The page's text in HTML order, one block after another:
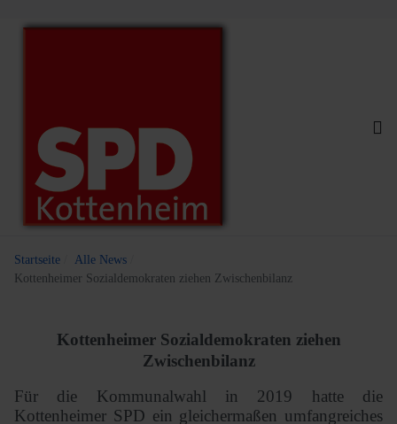
Startseite
Alle News
Kottenheimer Sozialdemokraten ziehen Zwischenbilanz
Kottenheimer Sozialdemokraten ziehen
Zwischenbilanz
Für die Kommunalwahl in 2019 hatte die
Kottenheimer SPD ein gleichermaßen umfangreiches